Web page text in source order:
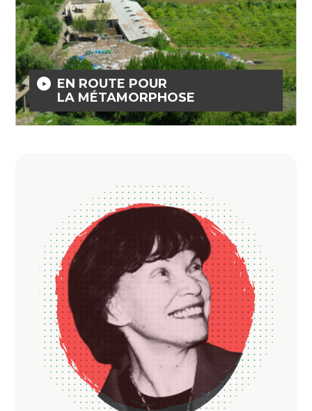
EN ROUTE POUR
LA MÉTAMORPHOSE